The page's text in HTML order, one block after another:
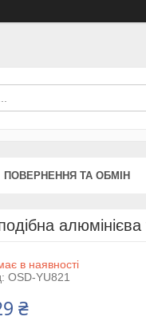
ПОВЕРНЕННЯ ТА ОБМІН
в наявності
OSD-YU821
₴